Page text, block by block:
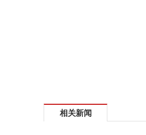
相关新闻